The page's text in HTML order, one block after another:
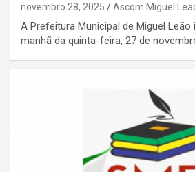
novembro 28, 2025 Ascom Miguel
A Prefeitura Municipal de Miguel Leão
manhã da quinta-feira, 27 de